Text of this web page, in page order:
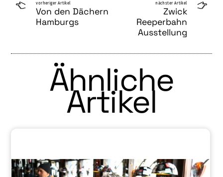
vorheriger Artikel
Von den Dächern
Hamburgs
nächster Artikel
Zwick
Reeperbahn
Ausstellung
Ähnliche
Artikel